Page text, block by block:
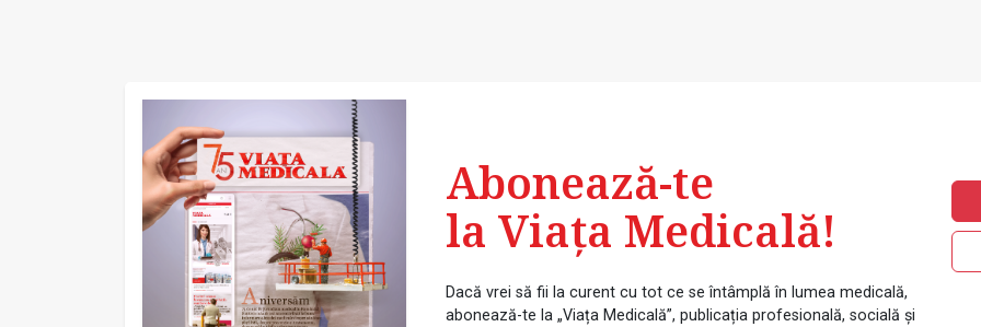
Abonează-te
la Viața Medicală!
Dacă vrei să fii la curent cu tot ce se întâmplă în lumea medicală,
abonează-te la „Viața Medicală”, publicația profesională, socială și